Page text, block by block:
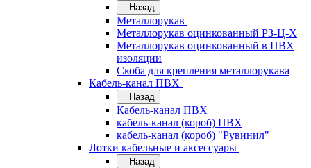
Назад
Металлорукав
Металлорукав оцинкованный РЗ-Ц-Х
Металлорукав оцинкованный в ПВХ
изоляции
Скоба для крепления металлорукава
Кабель-канал ПВХ
Назад
Кабель-канал ПВХ
кабель-канал (короб) ПВХ
кабель-канал (короб) "Рувинил"
Лотки кабельные и аксессуары
Назад